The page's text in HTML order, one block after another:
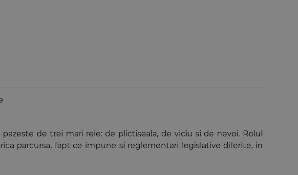
de trei mari rele: de plictiseala, de viciu si de nevoi. Rolul
parcursa, fapt ce impune si reglementari legislative diferite, in